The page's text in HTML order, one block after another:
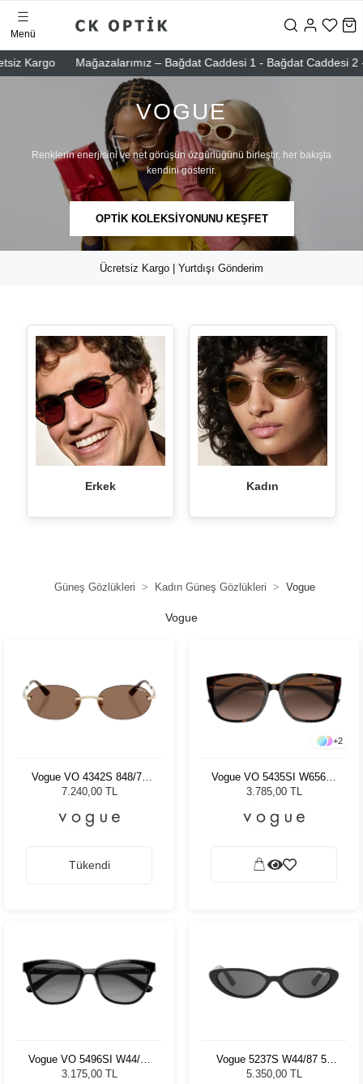
Mağazalarımız – Bağdat Caddesi 1 - Bağdat Caddesi 2 -
Menü
VOGUE
Renklerin enerjisini ve net görüşün özgürlüğünü birleştir, her bakışta
kendini gösterir.
OPTİK KOLEKSİYONUNU KEŞFET
Ücretsiz Kargo | Yurtdışı Gönderim
Erkek Kadın
Güneş Gözlükleri Kadın Güneş Gözlükleri Vogue
Vogue
Vogue VO 4342S 848/73
55 - 55 Kadın Güneş
7.240,00 TL
Tükendi
+2
Vogue VO 5435SI W65613
55 Kadın Güneş Gözlüğü
3.785,00 TL
Vogue VO 5496SI W44/11
54 Kadın Güneş Gözlüğü
3.175,00 TL
Vogue 5237S W44/87 52
Kadın Güneş Gözlüğü
5.350,00 TL